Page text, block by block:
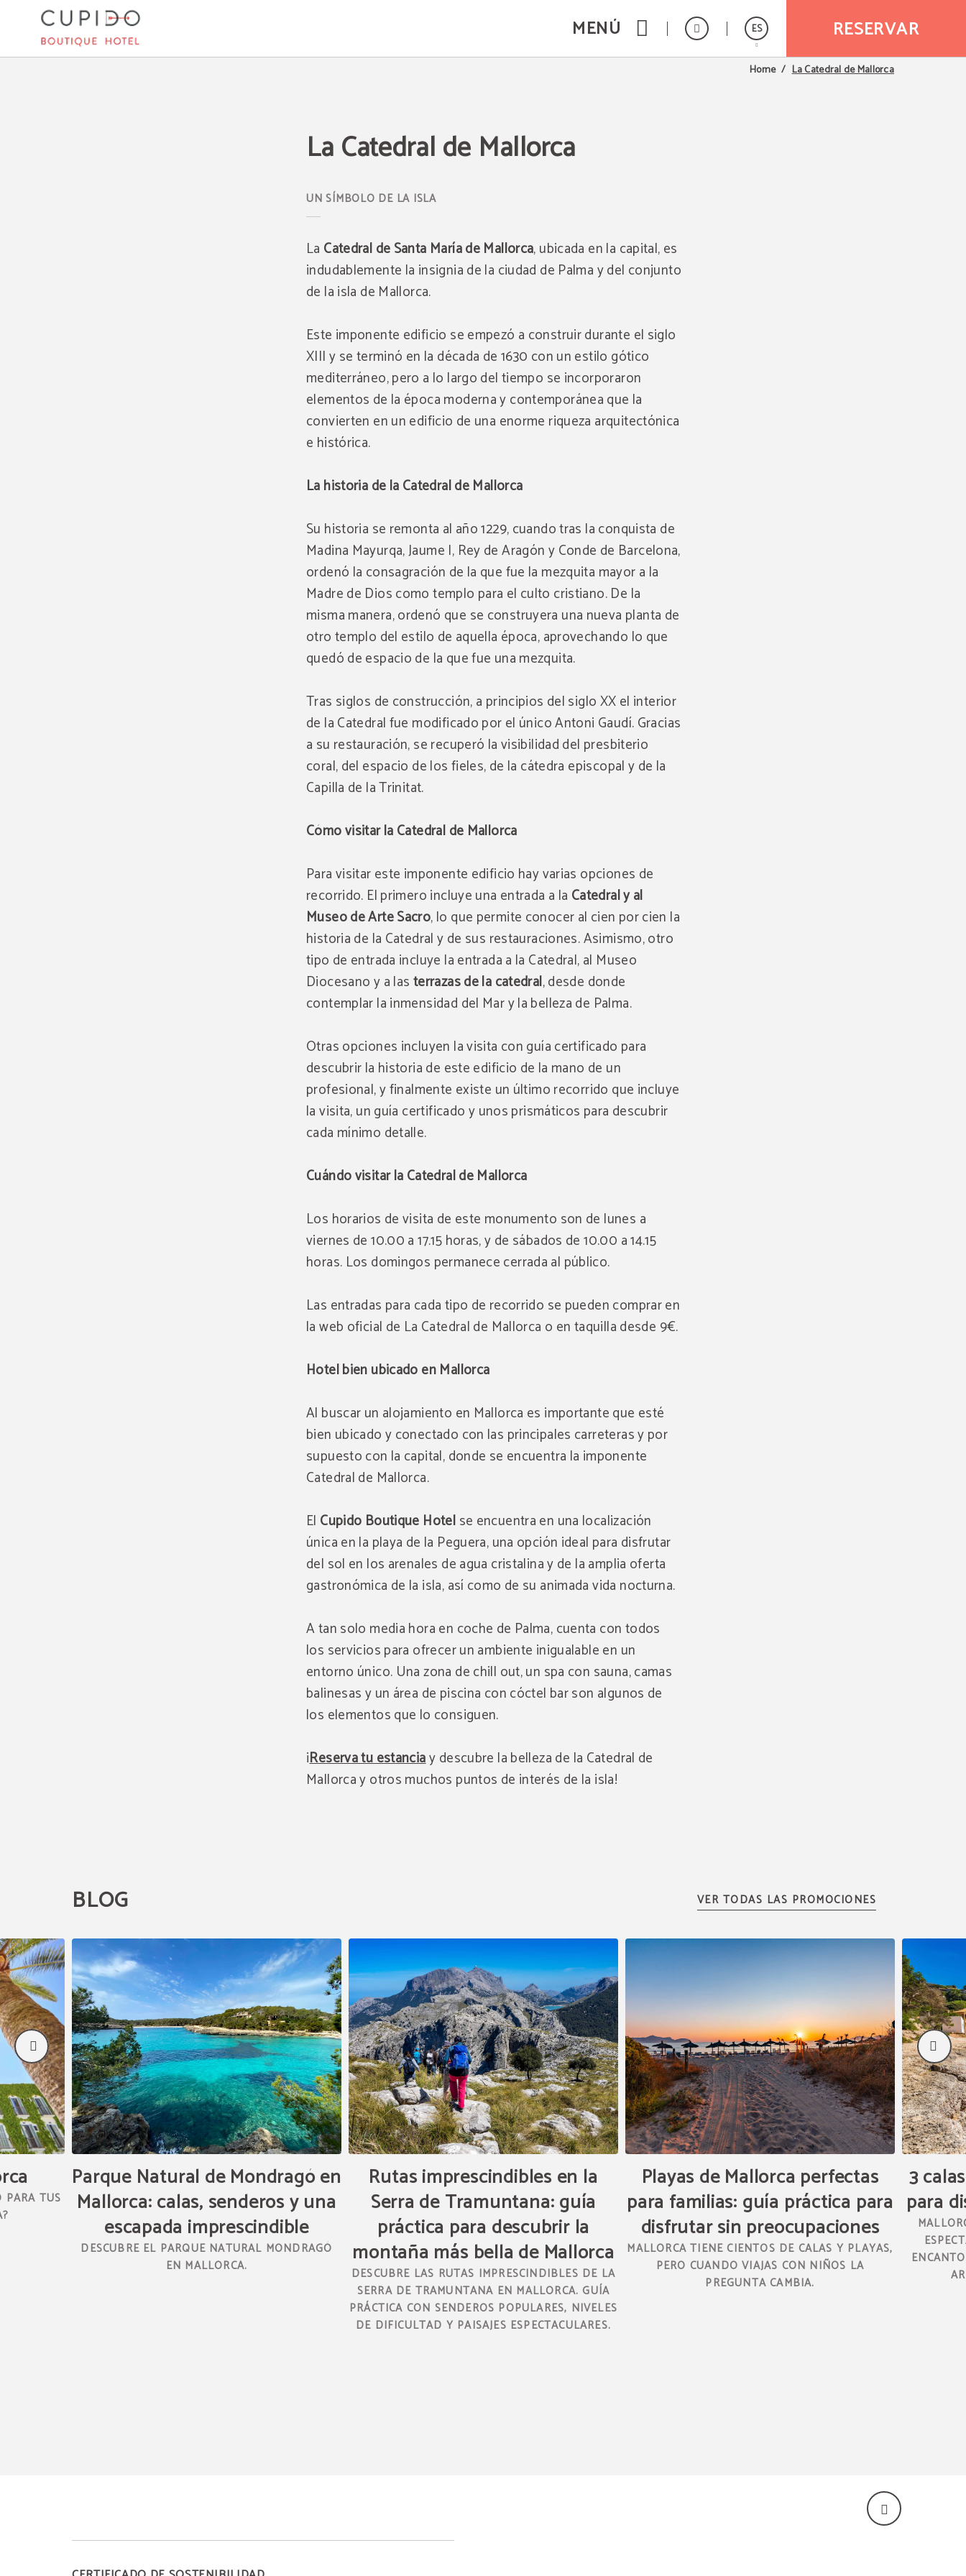
MENÚ ES RESERVAR
La Catedral De Mallorca del Cupido Boutique Hotel en Peguera. Web Oficial.
Home La Catedral de Mallorca
La Catedral de Mallorca
UN SÍMBOLO DE LA ISLA
La Catedral de Santa María de Mallorca, ubicada en la capital, es
indudablemente la insignia de la ciudad de Palma y del conjunto
de la isla de Mallorca.
Este imponente edificio se empezó a construir durante el siglo
XIII y se terminó en la década de 1630 con un estilo gótico
mediterráneo, pero a lo largo del tiempo se incorporaron
elementos de la época moderna y contemporánea que la
convierten en un edificio de una enorme riqueza arquitectónica
e histórica.
La historia de la Catedral de Mallorca
Su historia se remonta al año 1229, cuando tras la conquista de
Madina Mayurqa, Jaume I, Rey de Aragón y Conde de Barcelona,
ordenó la consagración de la que fue la mezquita mayor a la
Madre de Dios como templo para el culto cristiano. De la
misma manera, ordenó que se construyera una nueva planta de
otro templo del estilo de aquella época, aprovechando lo que
quedó de espacio de la que fue una mezquita.
Tras siglos de construcción, a principios del siglo XX el interior
de la Catedral fue modificado por el único Antoni Gaudí. Gracias
a su restauración, se recuperó la visibilidad del presbiterio
coral, del espacio de los fieles, de la cátedra episcopal y de la
Capilla de la Trinitat.
Cómo visitar la Catedral de Mallorca
Para visitar este imponente edificio hay varias opciones de
recorrido. El primero incluye una entrada a la Catedral y al
Museo de Arte Sacro, lo que permite conocer al cien por cien la
historia de la Catedral y de sus restauraciones. Asimismo, otro
tipo de entrada incluye la entrada a la Catedral, al Museo
Diocesano y a lasterrazas de la catedral, desde donde
contemplar la inmensidad del Mar y la belleza de Palma.
Otras opciones incluyen la visita con guía certificado para
descubrir la historia de este edificio de la mano de un
profesional, y finalmente existe un último recorrido que incluye
la visita, un guía certificado y unos prismáticos para descubrir
cada mínimo detalle.
Cuándo visitar la Catedral de Mallorca
Los horarios de visita de este monumento son de lunes a
viernes de 10.00 a 17.15 horas, y de sábados de 10.00 a 14.15
horas. Los domingos permanece cerrada al público.
Las entradas para cada tipo de recorrido se pueden comprar en
la web oficial de La Catedral de Mallorca o en taquilla desde 9€.
Hotel bien ubicado en Mallorca
Al buscar un alojamiento en Mallorca es importante que esté
bien ubicado y conectado con las principales carreteras y por
supuesto con la capital, donde se encuentra la imponente
Catedral de Mallorca.
El Cupido Boutique Hotelse encuentra en una localización
única en la playa de la Peguera, una opción ideal para disfrutar
del sol en los arenales de agua cristalina y de la amplia oferta
gastronómica de la isla, así como de su animada vida nocturna.
A tan solo media hora en coche de Palma, cuenta con todos
los servicios para ofrecer un ambiente inigualable en un
entorno único. Una zona de chill out, un spa con sauna, camas
balinesas y un área de piscina con cóctel bar son algunos de
los elementos que lo consiguen.
¡Reserva tu estanciay descubre la belleza de la Catedral de
Mallorca y otros muchos puntos de interés de la isla!
BLOG
PARA TUS
Parque Natural de Mondragó en
Mallorca: calas, senderos y una
escapada imprescindible
DESCUBRE EL PARQUE NATURAL MONDRAGÓ
EN MALLORCA.
Rutas imprescindibles en la
Serra de Tramuntana: guía
práctica para descubrir la
montaña más bella de Mallorca
DESCUBRE LAS RUTAS IMPRESCINDIBLES DE LA
SERRA DE TRAMUNTANA EN MALLORCA. GUÍA
PRÁCTICA CON SENDEROS POPULARES, NIVELES
DE DIFICULTAD Y PAISAJES ESPECTACULARES.
Playas de Mallorca perfectas
para familias: guía práctica para
disfrutar sin preocupaciones
MALLORCA TIENE CIENTOS DE CALAS Y PLAYAS,
PERO CUANDO VIAJAS CON NIÑOS LA
PREGUNTA CAMBIA.
3
para